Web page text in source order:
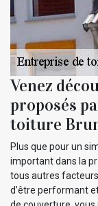
Venez
proposés
toiture
Plus que pour un
important dans la
tous autres
d’être performant